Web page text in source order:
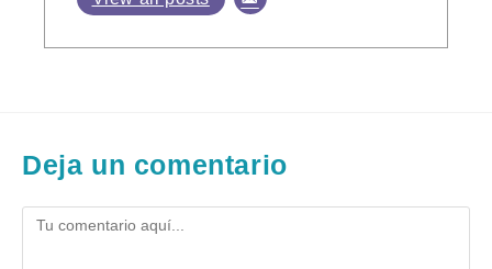
Deja un comentario
Comentario